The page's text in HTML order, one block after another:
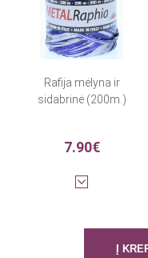
Rafija mėlyna ir
sidabrinė (200m.)
7.90€
Į